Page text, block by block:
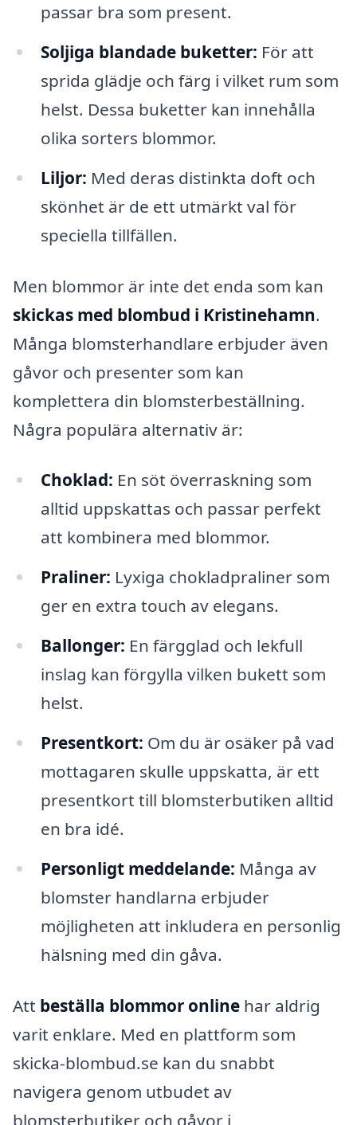
passar bra som present.
Soljiga blandade buketter: För att
sprida glädje och färg i vilket rum som
helst. Dessa buketter kan innehålla
olika sorters blommor.
Liljor: Med deras distinkta doft och
skönhet är de ett utmärkt val för
speciella tillfällen.
Men blommor är inte det enda som kan
skickas med blombud i Kristinehamn.
Många blomsterhandlare erbjuder även
gåvor och presenter som kan
komplettera din blomsterbeställning.
Några populära alternativ är:
Choklad: En söt överraskning som
alltid uppskattas och passar perfekt
att kombinera med blommor.
Praliner: Lyxiga chokladpraliner som
ger en extra touch av elegans.
Ballonger: En färgglad och lekfull
inslag kan förgylla vilken bukett som
helst.
Presentkort: Om du är osäker på vad
mottagaren skulle uppskatta, är ett
presentkort till blomsterbutiken alltid
en bra idé.
Personligt meddelande: Många av
blomster handlarna erbjuder
möjligheten att inkludera en personlig
hälsning med din gåva.
Att beställa blommor online har aldrig
varit enklare. Med en plattform som
skicka-blombud.se kan du snabbt
navigera genom utbudet av
blomsterbutiker och gåvor i